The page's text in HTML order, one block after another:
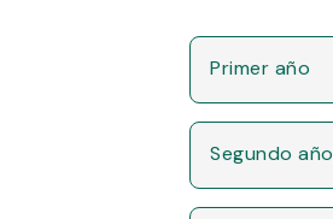
Primer año
Segundo año